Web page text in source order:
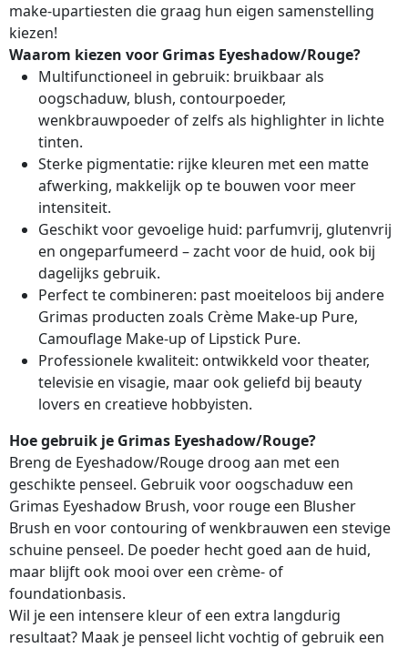
make-upartiesten die graag hun eigen samenstelling
kiezen!
Waarom kiezen voor Grimas Eyeshadow/Rouge?
Multifunctioneel in gebruik: bruikbaar als
oogschaduw, blush, contourpoeder,
wenkbrauwpoeder of zelfs als highlighter in lichte
tinten.
Sterke pigmentatie: rijke kleuren met een matte
afwerking, makkelijk op te bouwen voor meer
intensiteit.
Geschikt voor gevoelige huid: parfumvrij, glutenvrij
en ongeparfumeerd – zacht voor de huid, ook bij
dagelijks gebruik.
Perfect te combineren: past moeiteloos bij andere
Grimas producten zoals Crème Make-up Pure,
Camouflage Make-up of Lipstick Pure.
Professionele kwaliteit: ontwikkeld voor theater,
televisie en visagie, maar ook geliefd bij beauty
lovers en creatieve hobbyisten.
Hoe gebruik je Grimas Eyeshadow/Rouge?
Breng de Eyeshadow/Rouge droog aan met een
geschikte penseel. Gebruik voor oogschaduw een
Grimas Eyeshadow Brush, voor rouge een Blusher
Brush en voor contouring of wenkbrauwen een stevige
schuine penseel. De poeder hecht goed aan de huid,
maar blijft ook mooi over een crème- of
foundationbasis.
Wil je een intensere kleur of een extra langdurig
resultaat? Maak je penseel licht vochtig of gebruik een